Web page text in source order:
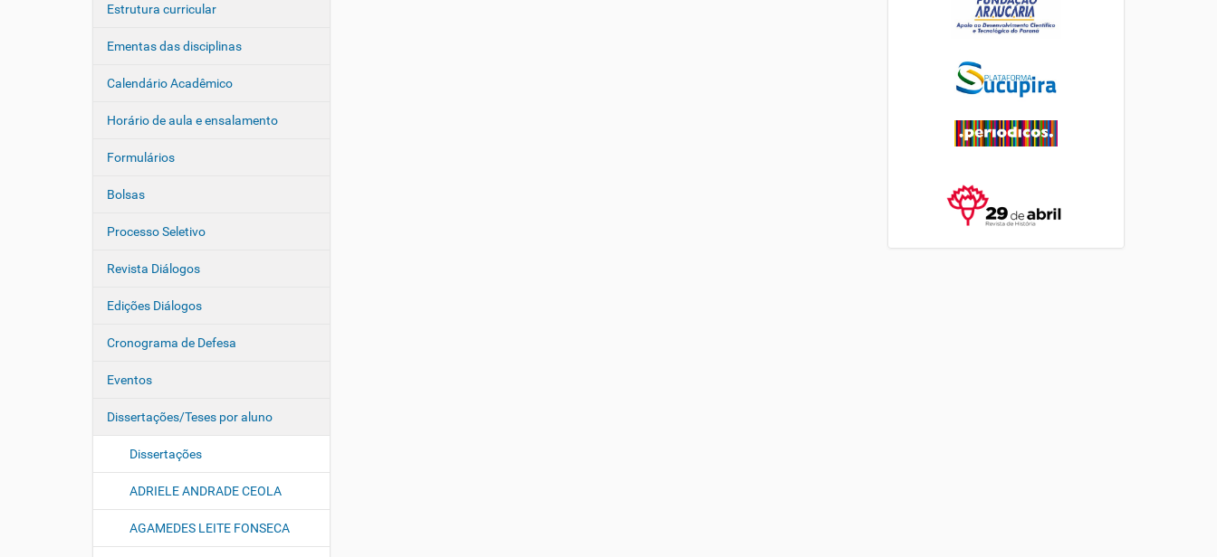
Estrutura curricular
Ementas das disciplinas
Calendário Acadêmico
Horário de aula e ensalamento
Formulários
Bolsas
Processo Seletivo
Revista Diálogos
Edições Diálogos
Cronograma de Defesa
Eventos
Dissertações/Teses por aluno
Dissertações
ADRIELE ANDRADE CEOLA
AGAMEDES LEITE FONSECA